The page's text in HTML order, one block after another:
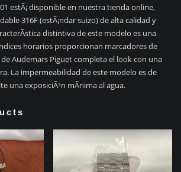
estÃ¡ disponible en nuestra tienda online,
316F (estÃ¡ndar suizo) de alta calidad y
distintiva de este modelo es una
horarios proporcionan marcadores de
de Audemars Piguet completa el look con una
La impermeabilidad de este modelo es de
una exposiciÃ³n mÃ­nima al agua.